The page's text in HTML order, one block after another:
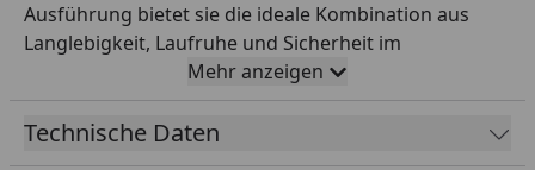
Ausführung bietet sie die ideale Kombination aus
Langlebigkeit, Laufruhe und Sicherheit im
Einsatzbereich Straße bis 400 ccm. Die O-Ring-
Dichtung schützt das Schmierfett zuverlässig vor
Schmutz und Feuchtigkeit. Diese Variante wird offen
Mehr anzeigen
Technische Daten